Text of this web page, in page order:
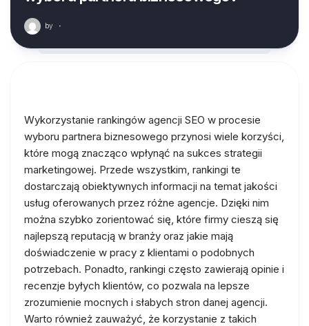
by ·
Wykorzystanie rankingów agencji SEO w procesie
wyboru partnera biznesowego przynosi wiele korzyści,
które mogą znacząco wpłynąć na sukces strategii
marketingowej. Przede wszystkim, rankingi te
dostarczają obiektywnych informacji na temat jakości
usług oferowanych przez różne agencje. Dzięki nim
można szybko zorientować się, które firmy cieszą się
najlepszą reputacją w branży oraz jakie mają
doświadczenie w pracy z klientami o podobnych
potrzebach. Ponadto, rankingi często zawierają opinie i
recenzje byłych klientów, co pozwala na lepsze
zrozumienie mocnych i słabych stron danej agencji.
Warto również zauważyć, że korzystanie z takich